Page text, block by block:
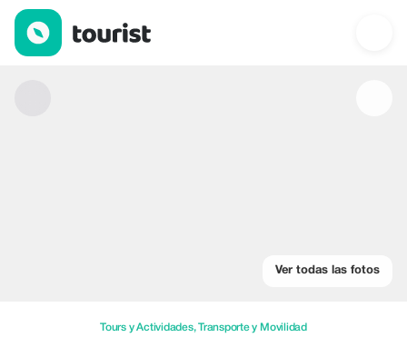
Kalkan VIP Transfer — Tours y Actividades | Up to 25% off |
Ver todas las fotos
Tours y Actividades,Transporte y Movilidad